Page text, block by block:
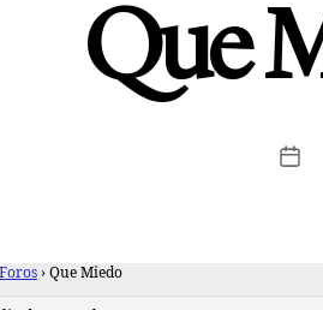
Que
Foros › Que Miedo